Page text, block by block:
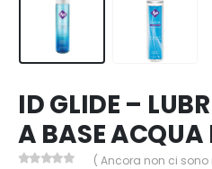
ID GLIDE –
A BASE ACQUA
( Ancora non ci sono